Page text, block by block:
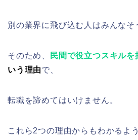
別の業界に飛び込む人はみんなそ
そのため、 民間で役立つスキルを
いう理由で、
転職を諦めてはいけません。
これら2つの理由からもわかるよ